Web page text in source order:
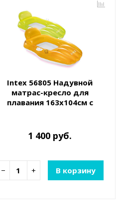
Intex 56805 Надувной
матрас-кресло для
плавания 163х104см с
1 400 руб.
− + В корзину